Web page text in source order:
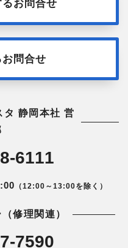
お問合せ
問合せ
タ 静岡本社 営
6111
（12:00～13:00を除く）
修理関連）
7590